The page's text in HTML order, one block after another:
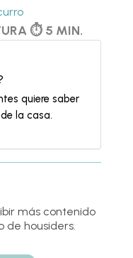
⏱ 5 MIN.
quiere saber
la casa.
más contenido
de housiders.